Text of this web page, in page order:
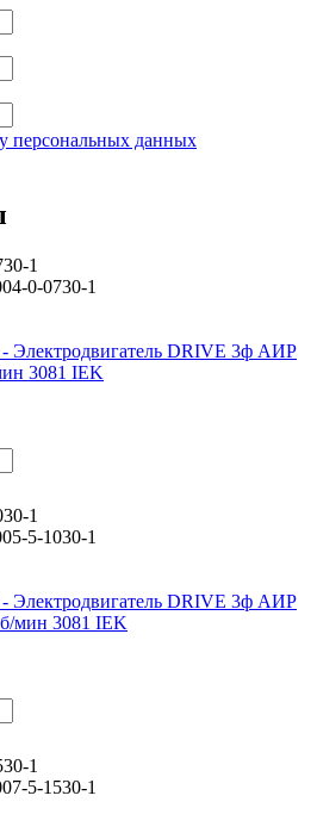
персональных данных
1
0-0730-1
Электродвигатель DRIVE 3ф АИР
3081 IEK
1
5-1030-1
Электродвигатель DRIVE 3ф АИР
мин 3081 IEK
1
5-1530-1